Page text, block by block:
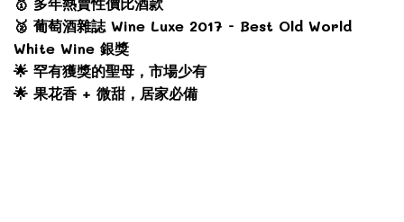
🥈 葡萄酒雜誌 Wine Luxe 2017 - Best Old World
White Wine 銀獎
🌟 罕有獲獎的聖母，市場少有
🌟 果花香 + 微甜，居家必備